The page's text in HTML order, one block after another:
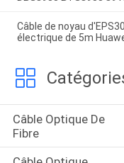
Câble de noyau
électrique de 5m
Câble Optique De
Fibre